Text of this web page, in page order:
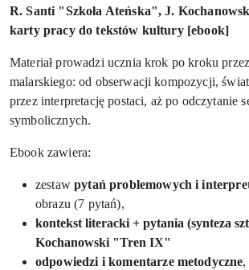
R. Santi "Szkoła Ateńska", J.
karty pracy do tekstów kultury [ebook]
Materiał prowadzi ucznia krok po kroku przez
malarskiego: od obserwacji kompozycji,
przez interpretację postaci, aż po odczytanie
symbolicznych.
Ebook zawiera:
zestawpytań problemowych i
obrazu (7 pytań),
kontekst literacki + pytania (synteza
Kochanowski "Tren IX"
odpowiedzi i komentarze metodyczne,